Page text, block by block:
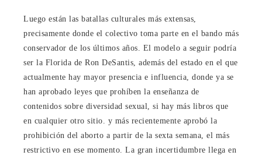
Luego están las batallas culturales más extensas,
precisamente donde el colectivo toma parte en el bando más
conservador de los últimos años. El modelo a seguir podría
ser la Florida de Ron DeSantis, además del estado en el que
actualmente hay mayor presencia e influencia, donde ya se
han aprobado leyes que prohíben la enseñanza de
contenidos sobre diversidad sexual, si hay más libros que
en cualquier otro sitio. y más recientemente aprobó la
prohibición del aborto a partir de la sexta semana, el más
restrictivo en ese momento. La gran incertidumbre llega en